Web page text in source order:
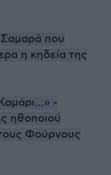
Σαμαρά που
η κηδεία της
-
ηθοποιού
Φούρνους